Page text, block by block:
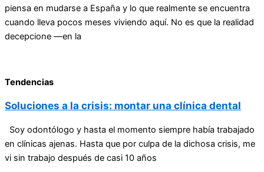
piensa en mudarse a España y lo que realmente se encuentra
cuando lleva pocos meses viviendo aquí. No es que la realidad
decepcione —en la
Tendencias
Soluciones a la crisis: montar una clínica dental
Soy odontólogo y hasta el momento siempre había trabajado
en clínicas ajenas. Hasta que por culpa de la dichosa crisis, me
vi sin trabajo después de casi 10 años